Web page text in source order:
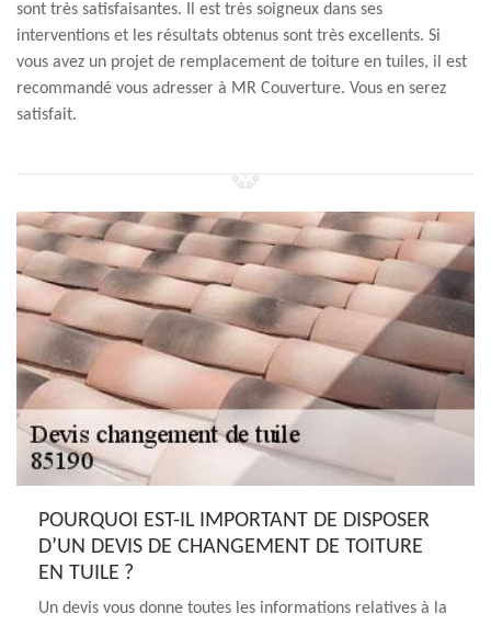
sont très satisfaisantes. Il est très soigneux dans ses
interventions et les résultats obtenus sont très excellents. Si
vous avez un projet de remplacement de toiture en tuiles, il est
recommandé vous adresser à MR Couverture. Vous en serez
satisfait.
POURQUOI EST-IL IMPORTANT DE DISPOSER
D’UN DEVIS DE CHANGEMENT DE TOITURE
EN TUILE ?
Un devis vous donne toutes les informations relatives à la